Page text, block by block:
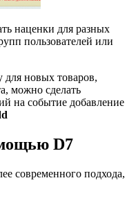
наценки для разных
пользователей или
для новых товаров,
можно сделать
на событие добавление
D7
современного подхода,